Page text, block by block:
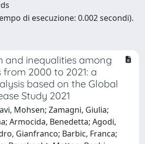
di esecuzione: 0.002 secondi).
and inequalities among
2000 to 2021: a
based on the Global
Study 2021
Mohsen; Zamagni, Giulia;
Armocida, Benedetta; Agodi,
Gianfranco; Barbic, Franca;